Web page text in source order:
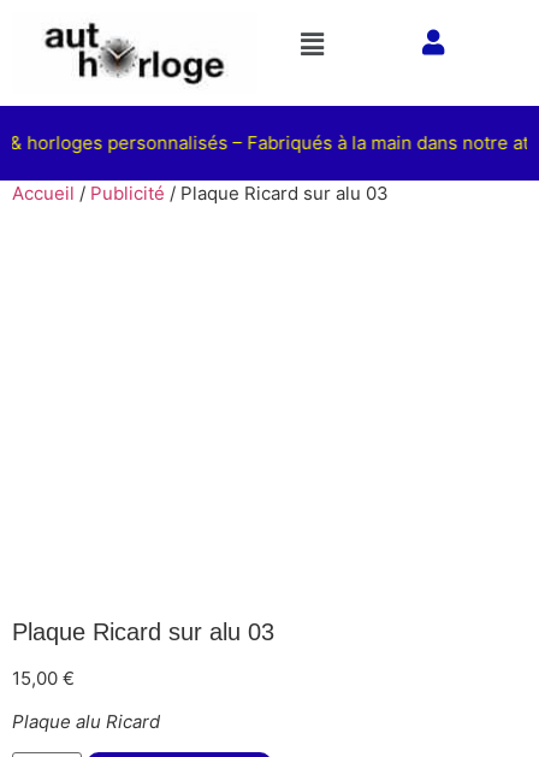
horloges personnalisés – Fabriqués à la main dans notre
Accueil / Publicité / Plaque Ricard sur alu 03
Plaque Ricard sur alu 03
15,00 €
Plaque alu Ricard